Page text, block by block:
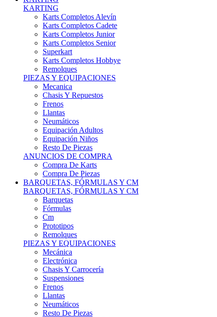
Karts Completos Alevín
Karts Completos Cadete
Karts Completos Junior
Karts Completos Senior
Superkart
Karts Completos Hobbye
Remolques
PIEZAS Y EQUIPACIONES
Mecanica
Chasis Y Repuestos
Frenos
Llantas
Neumáticos
Equipación Adultos
Equipación Niños
Resto De Piezas
ANUNCIOS DE COMPRA
Compra De Karts
Compra De Piezas
BARQUETAS, FÓRMULAS Y CM
BARQUETAS, FÓRMULAS Y CM
Barquetas
Fórmulas
Cm
Prototipos
Remolques
PIEZAS Y EQUIPACIONES
Mecánica
Electrónica
Chasis Y Carrocería
Suspensiones
Frenos
Llantas
Neumáticos
Resto De Piezas
ANUNCIOS DE COMPRA